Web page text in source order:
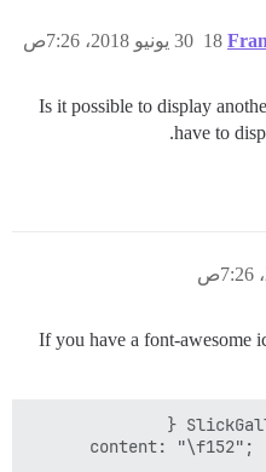
30 يونيو 2018، 7:26ص 18
Is it possible to display
have to
If you have a font-awesome